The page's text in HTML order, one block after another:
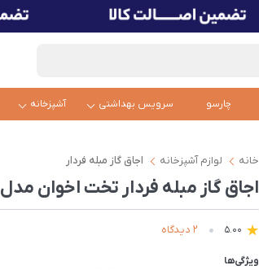
چارسو سرویس بهداشتی آشپزخانه
خانه لوازم آشپزخانه اجاق گاز مبله فردار
اجاق گاز مبله فردار تخت اخوان مدل M2-EDT-W سفید
5.00 2 دیدگاه
ویژگی‌ها